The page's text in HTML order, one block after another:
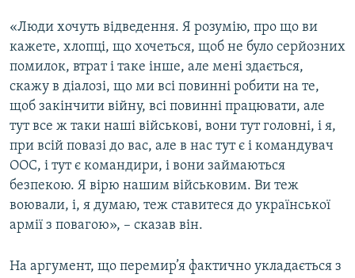
«Люди хочуть відведення. Я розумію, про що ви
кажете, хлопці, що хочеться, щоб не було серйозних
помилок, втрат і таке інше, але мені здається,
скажу в діалозі, що ми всі повинні робити на те,
щоб закінчити війну, всі повинні працювати, але
тут все ж таки наші військові, вони тут головні, і я,
при всій повазі до вас, але в нас тут є і командувач
ООС, і тут є командири, і вони займаються
безпекою. Я вірю нашим військовим. Ви теж
воювали, і, я думаю, теж ставитеся до української
армії з повагою», – сказав він.
На аргумент, що перемир’я фактично укладається з